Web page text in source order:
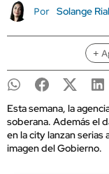
Por Solange Rial
+
Esta semana, la
soberana. Además el
en la city lanzan serias
imagen del Gobierno.